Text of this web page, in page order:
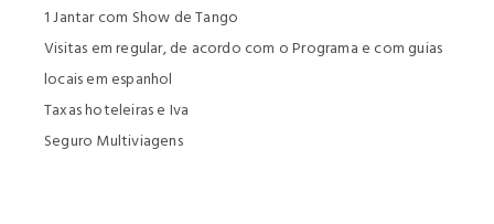
1 Jantar com Show de Tango
Visitas em regular, de acordo com o Programa e com guias
locais em espanhol
Taxas hoteleiras e Iva
Seguro Multiviagens